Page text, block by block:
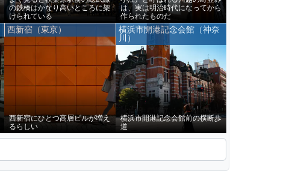
の鉄橋はかなり高いところに架
けられている
は、実は明治時代になってから
作られたものだ
西新宿（東京）
西新宿にひとつ高層ビルが増え
るらしい
横浜市開港記念会館（神奈
川）
横浜市開港記念会館前の横断歩
道